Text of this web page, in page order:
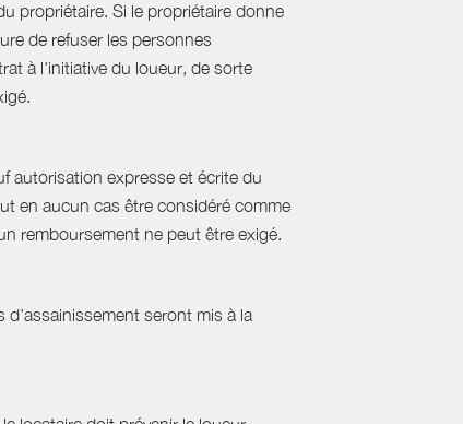
propriétaire. Si le propriétaire donne
de refuser les personnes
à l'initiative du loueur, de sorte
autorisation expresse et écrite du
en aucun cas être considéré comme
remboursement ne peut être exigé.
seront mis à la